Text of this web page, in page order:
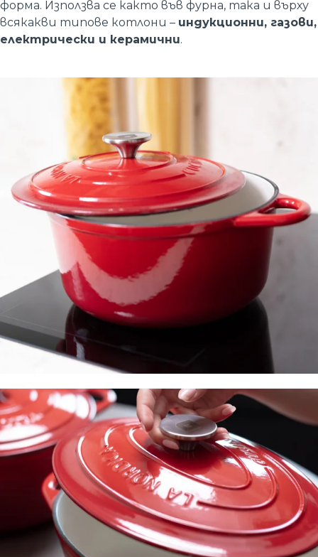
форма. Използва се както във фурна, така и върху
всякакви типове котлони – индукционни, газови,
електрически и керамични.